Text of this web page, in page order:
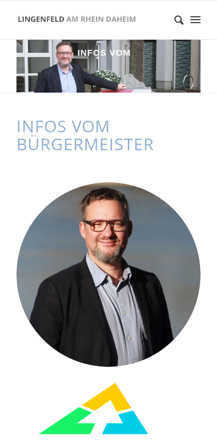
INFOS VOM
BÜ E RMEI TE
INFOS VOM
BÜRGERMEISTER